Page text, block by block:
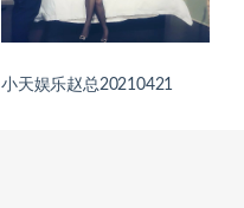
小天娱乐赵总20210421